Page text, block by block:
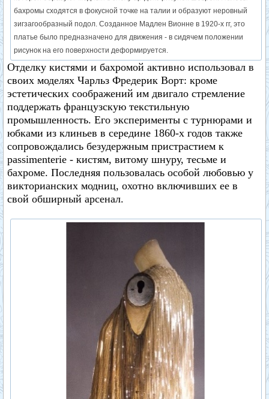
бахромы сходятся в фокусной точке на талии и образуют неровный
зигзагообразный подол. Созданное Мадлен Вионне в 1920-х гг, это
платье было предназначено для движения - в сидячем положении
рисунок на его поверхности деформируется.
Отделку кистями и бахромой активно использовал в
своих моделях Чарльз Фредерик Ворт: кроме
эстетических соображений им двигало стремление
поддержать французскую текстильную
промышленность. Его эксперименты с турнюрами и
юбками из клиньев в середине 1860-х годов также
сопровождались безудержным пристрастием к
passimenterie - кистям, витому шнуру, тесьме и
бахроме. Последняя пользовалась особой любовью у
викторианских модниц, охотно включивших ее в
свой обширный арсенал.